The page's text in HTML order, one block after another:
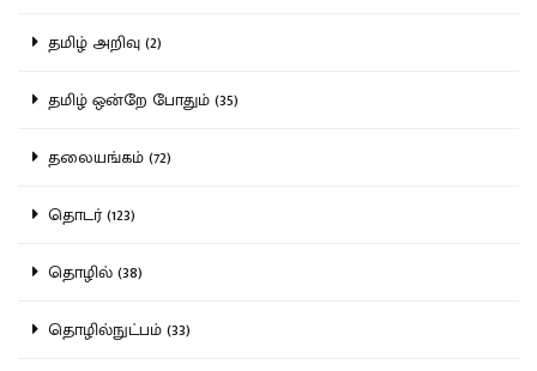
தமிழ் அறிவு (2)
தமிழ் ஒன்றே போதும் (35)
தலையங்கம் (72)
தொடர் (123)
தொழில் (38)
தொழில்நுட்பம் (33)